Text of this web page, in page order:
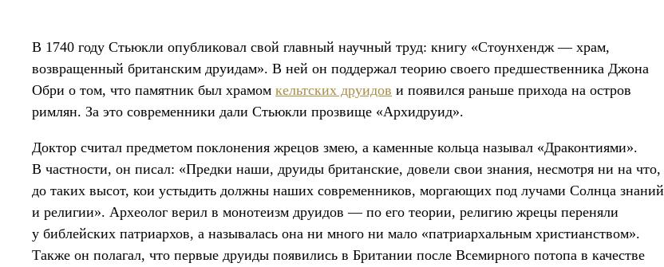
В 1740 году Стьюкли опубликовал свой главный научный труд: книгу «Стоунхендж — храм,
возвращенный британским друидам». В ней он поддержал теорию своего предшественника Джона
Обри о том, что памятник был храмом кельтских друидов и появился раньше прихода на остров
римлян. За это современники дали Стьюкли прозвище «Архидруид».
Доктор считал предметом поклонения жрецов змею, а каменные кольца называл «Драконтиями».
В частности, он писал: «Предки наши, друиды британские, довели свои знания, несмотря ни на что,
до таких высот, кои устыдить должны наших современников, моргающих под лучами Солнца знаний
и религии». Археолог верил в монотеизм друидов — по его теории, религию жрецы переняли
у библейских патриархов, а называлась она ни много ни мало «патриархальным христианством».
Также он полагал, что первые друиды появились в Британии после Всемирного потопа в качестве